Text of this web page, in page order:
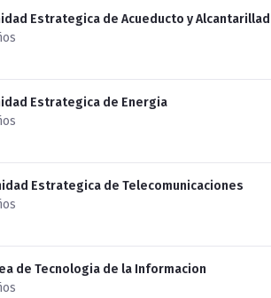
Estrategica de Acueducto y
Estrategica de Energia
Estrategica de Telecomunicaciones
de Tecnologia de la Informacion